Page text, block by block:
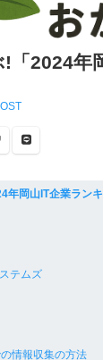
「2024年
年岡山IT企業ランキ
テムズ
情報収集の方法